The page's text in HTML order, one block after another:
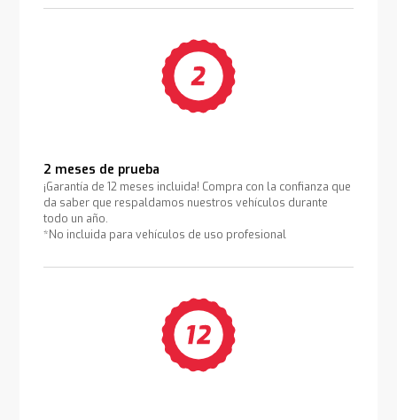
2 meses de prueba
¡Garantía de 12 meses incluida! Compra con la confianza que
da saber que respaldamos nuestros vehículos durante
todo un año.
*No incluida para vehículos de uso profesional